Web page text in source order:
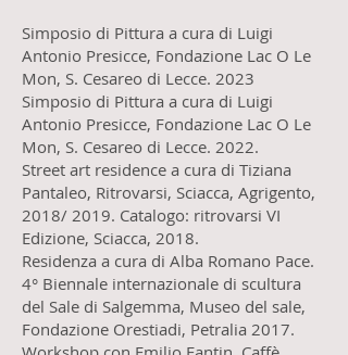
Simposio di Pittura a cura di Luigi
Antonio Presicce, Fondazione Lac O Le
Mon, S. Cesareo di Lecce. 2023
Simposio di Pittura a cura di Luigi
Antonio Presicce, Fondazione Lac O Le
Mon, S. Cesareo di Lecce. 2022.
Street art residence a cura di Tiziana
Pantaleo, Ritrovarsi, Sciacca, Agrigento,
2018/ 2019. Catalogo: ritrovarsi VI
Edizione, Sciacca, 2018.
Residenza a cura di Alba Romano Pace.
4° Biennale internazionale di scultura
del Sale di Salgemma, Museo del sale,
Fondazione Orestiadi, Petralia 2017.